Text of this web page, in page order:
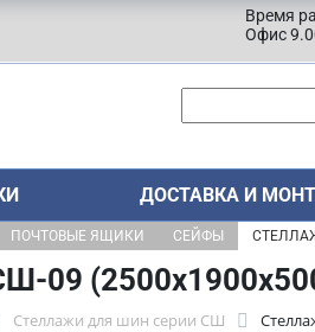
Время
Офис
ДОСТАВКА И
ПОЧТОВЫЕ ЯЩИКИ СЕЙФЫ
09
Стеллажи для шин серии СШ